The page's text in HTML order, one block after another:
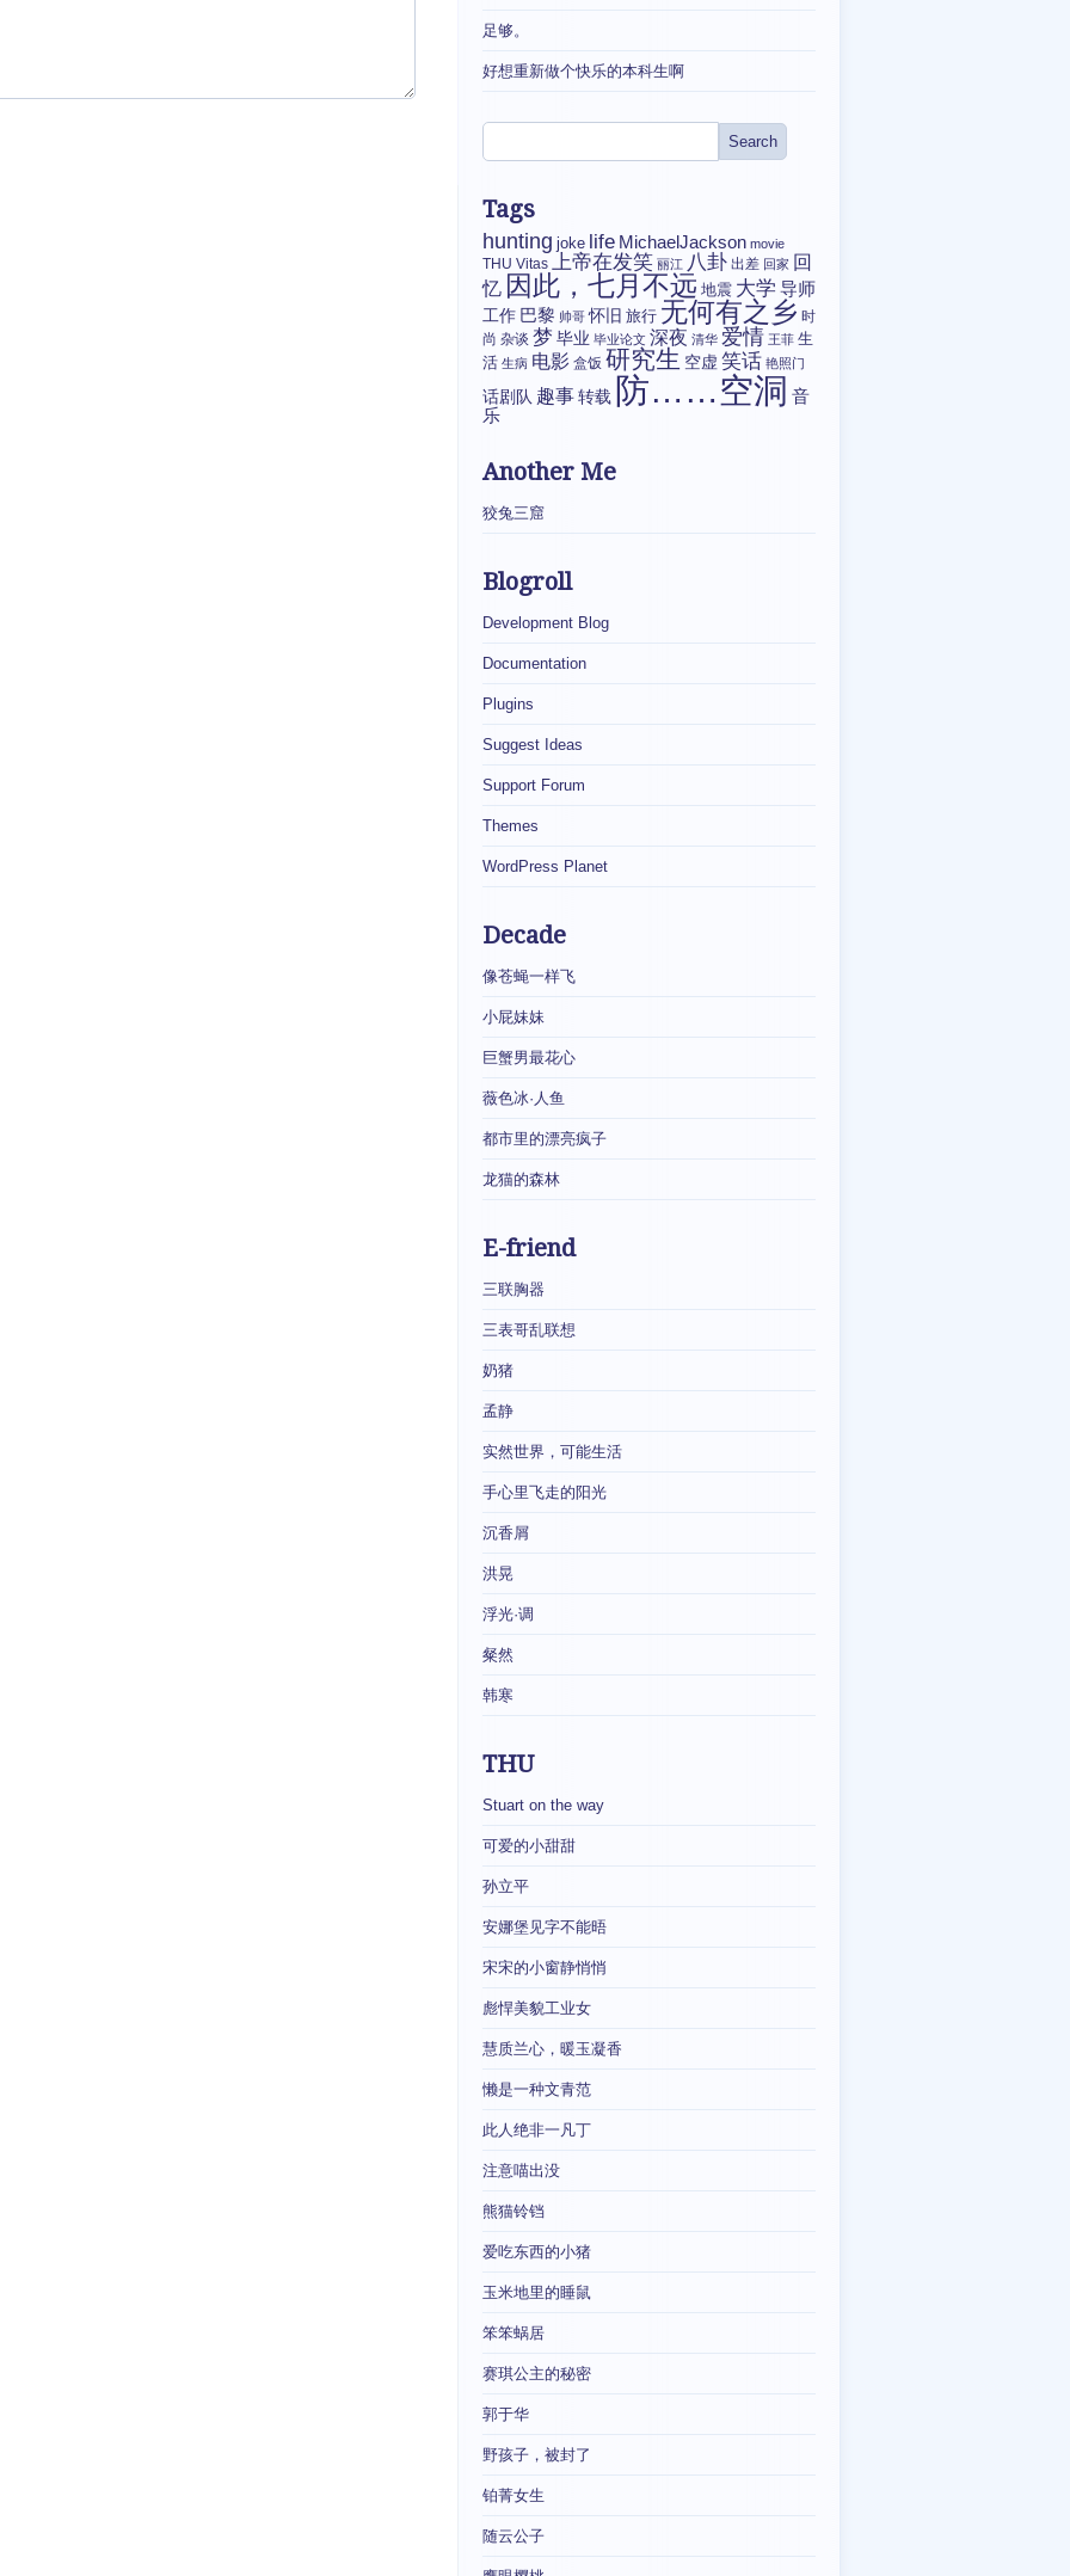
足够。
好想重新做个快乐的本科生啊
Tags
hunting joke life MichaelJackson movie
THU Vitas 上帝在发笑 丽江 八卦 出差 回家 回
忆 因此，七月不远 地震 大学 导师
工作 巴黎 帅哥 怀旧 旅行 无何有之乡 时
尚 杂谈 梦 毕业 毕业论文 深夜 清华 爱情 王菲 生
活 生病 电影 盒饭 研究生 空虚 笑话 艳照门
话剧队 趣事转载 防……空洞 音
乐
Another Me
狡兔三窟
Blogroll
Development Blog
Documentation
Plugins
Suggest Ideas
Support Forum
Themes
WordPress Planet
Decade
像苍蝇一样飞
小屁妹妹
巨蟹男最花心
薇色冰·人鱼
都市里的漂亮疯子
龙猫的森林
E-friend
三联胸器
三表哥乱联想
奶猪
孟静
实然世界，可能生活
手心里飞走的阳光
沉香屑
洪晃
浮光·调
粲然
韩寒
THU
Stuart on the way
可爱的小甜甜
孙立平
安娜堡见字不能晤
宋宋的小窗静悄悄
彪悍美貌工业女
慧质兰心，暖玉凝香
懒是一种文青范
此人绝非一凡丁
注意喵出没
熊猫铃铛
爱吃东西的小猪
玉米地里的睡鼠
笨笨蜗居
赛琪公主的秘密
郭于华
野孩子，被封了
铂菁女生
随云公子